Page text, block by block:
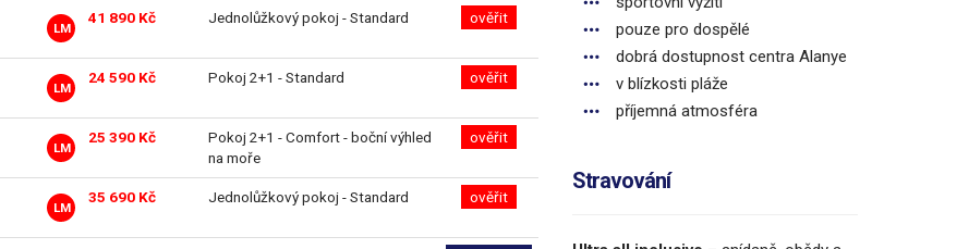
LM
41 890 Kč Jednolůžkový pokoj - Standard ověřit
LM
24 590 Kč Pokoj 2+1 - Standard ověřit
LM
25 390 Kč
Pokoj 2+1 - Comfort - boční výhled
na moře
ověřit
LM
35 690 Kč Jednolůžkový pokoj - Standard ověřit
pouze pro dospělé
dobrá dostupnost centra Alanye
v blízkosti pláže
příjemná atmosféra
Stravování